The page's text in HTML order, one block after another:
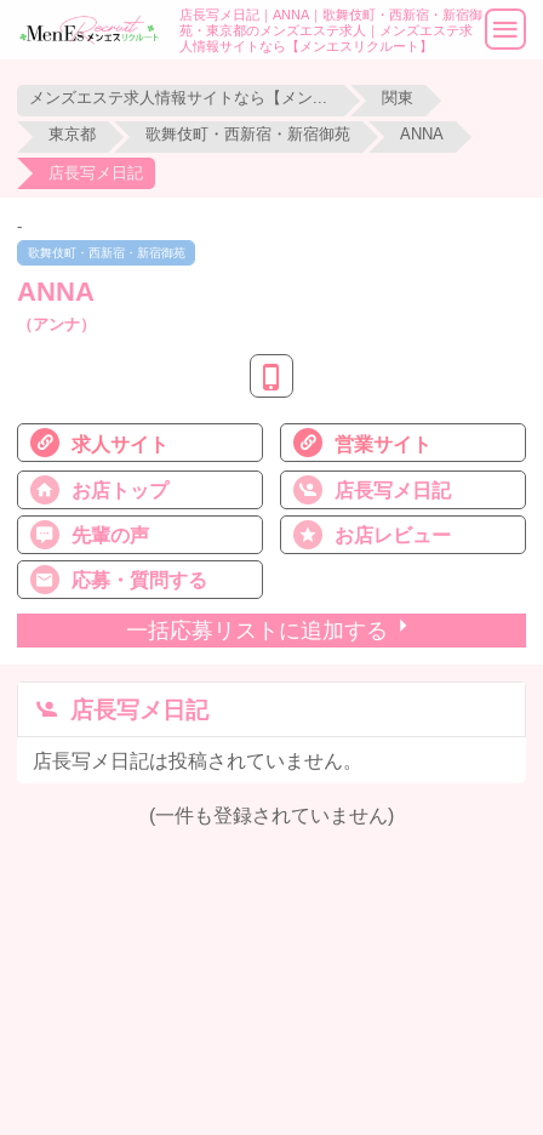
店長写メ日記｜ANNA｜歌舞伎町・西新宿・新宿御
苑・東京都のメンズエステ求人｜メンズエステ求
人情報サイトなら【メンエスリクルート】
関東
東京都 歌舞伎町・西新宿・新宿御苑 ANNA
店長写メ日記
-
歌舞伎町・西新宿・新宿御苑
ANNA
（アンナ）
求人サイト 営業サイト
お店トップ 店長写メ日記
先輩の声 お店レビュー
応募・質問する
一括応募リストに追加する
店長写メ日記
店長写メ日記は投稿されていません。
(一件も登録されていません)